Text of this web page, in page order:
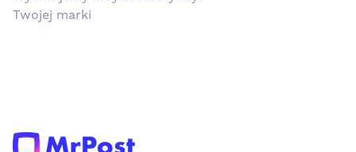
Twojej marki